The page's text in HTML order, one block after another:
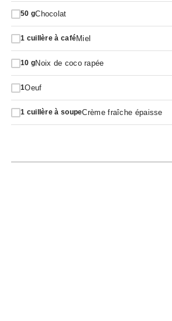
50 gChocolat
1 cuillère à caféMiel
10 gNoix de coco rapée
1Oeuf
1 cuillère à soupeCrème fraîche épaisse